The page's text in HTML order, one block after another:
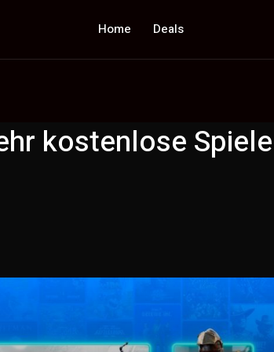
Home Deals
kostenlose Spiele